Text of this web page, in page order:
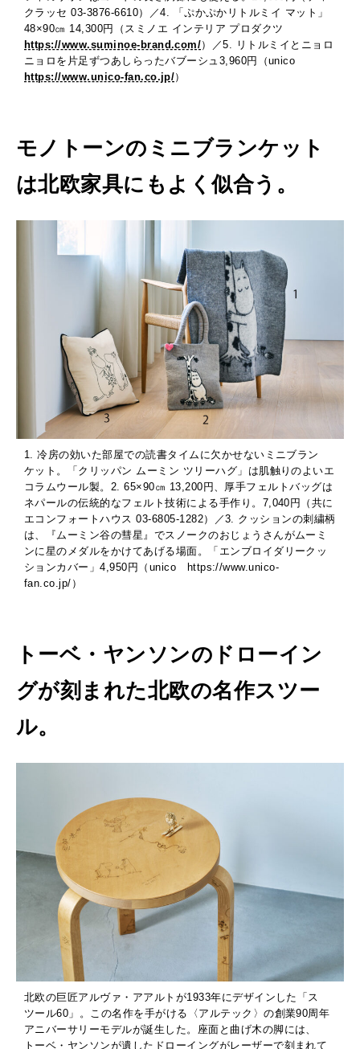
クラッセ 03-3876-6610）／4. 「ぷかぷかリトルミイ マット」
48×90㎝ 14,300円（スミノエ インテリア プロダクツ
https://www.suminoe-brand.com/）／5. リトルミイとニョロ
ニョロを片足ずつあしらったバブーシュ3,960円（unico
https://www.unico-fan.co.jp/）
モノトーンのミニブランケット
は北欧家具にもよく似合う。
1. 冷房の効いた部屋での読書タイムに欠かせないミニブラン
ケット。「クリッパン ムーミン ツリーハグ」は肌触りのよいエ
コラムウール製。2. 65×90㎝ 13,200円、厚手フェルトバッグは
ネパールの伝統的なフェルト技術による手作り。7,040円（共に
エコンフォートハウス 03-6805-1282）／3. クッションの刺繍柄
は、『ムーミン谷の彗星』でスノークのおじょうさんがムーミ
ンに星のメダルをかけてあげる場面。「エンブロイダリークッ
ションカバー」4,950円（unico https://www.unico-
fan.co.jp/）
トーベ・ヤンソンのドローイン
グが刻まれた北欧の名作スツー
ル。
北欧の巨匠アルヴァ・アアルトが1933年にデザインした「ス
ツール60」。この名作を手がける〈アルテック〉の創業90周年
アニバーサリーモデルが誕生した。座面と曲げ木の脚には、
トーベ・ヤンソンが遺したドローイングがレーザーで刻まれて